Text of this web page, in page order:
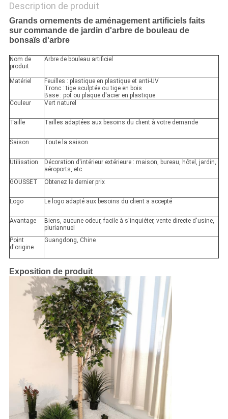
POLITIQUE
DE
CONFIDENTIALITÉ
Description de produit
Grands ornements de aménagement artificiels faits
sur commande de jardin d'arbre de bouleau de
bonsaïs d'arbre
Nom de
produit
Arbre de bouleau artificiel
Matériel
Feuilles : plastique en plastique et anti-UV
Tronc : tige sculptée ou tige en bois
Base : pot ou plaque d'acier en plastique
Couleur
Vert naturel
Taille Tailles adaptées aux besoins du client à votre demande
Saison Toute la saison
Utilisation
Décoration d'intérieur extérieure : maison, bureau, hôtel, jardin,
aéroports, etc.
GOUSSET
Obtenez le dernier prix
Logo Le logo adapté aux besoins du client a accepté
Avantage
Biens, aucune odeur, facile à s'inquiéter, vente directe d'usine,
pluriannuel
Point
d'origine
Guangdong, Chine
Exposition de produit